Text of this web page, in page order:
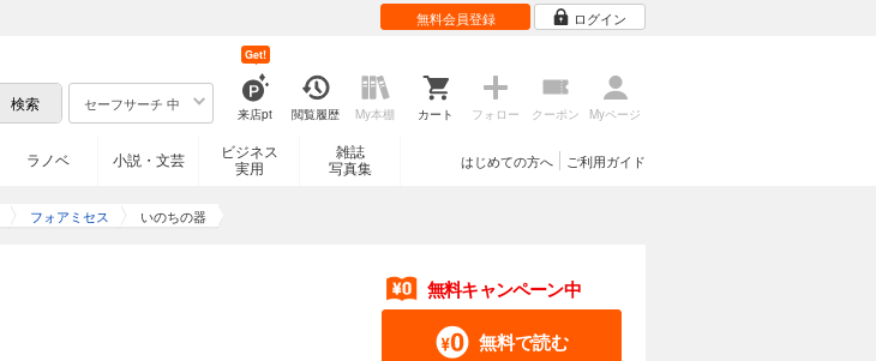
無料会員登録 ログイン
セーフサーチ 中
来店pt
Get!
閲覧履歴 My本棚 カート フォロー クーポン Myページ
ラノベ 小説・文芸
ビジネス
実用
雑誌
写真集
ご利用ガイド
はじめての方へ
フォアミセス いのちの器
無料キャンペーン中
無料で読む